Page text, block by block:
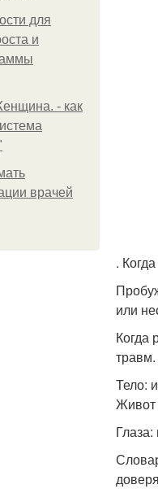
для
и
- как
врачей
.
или
Когда
Тело:
Живот